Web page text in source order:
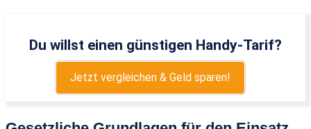
Du willst einen günstigen Handy-Tarif?
Jetzt vergleichen & Geld sparen!